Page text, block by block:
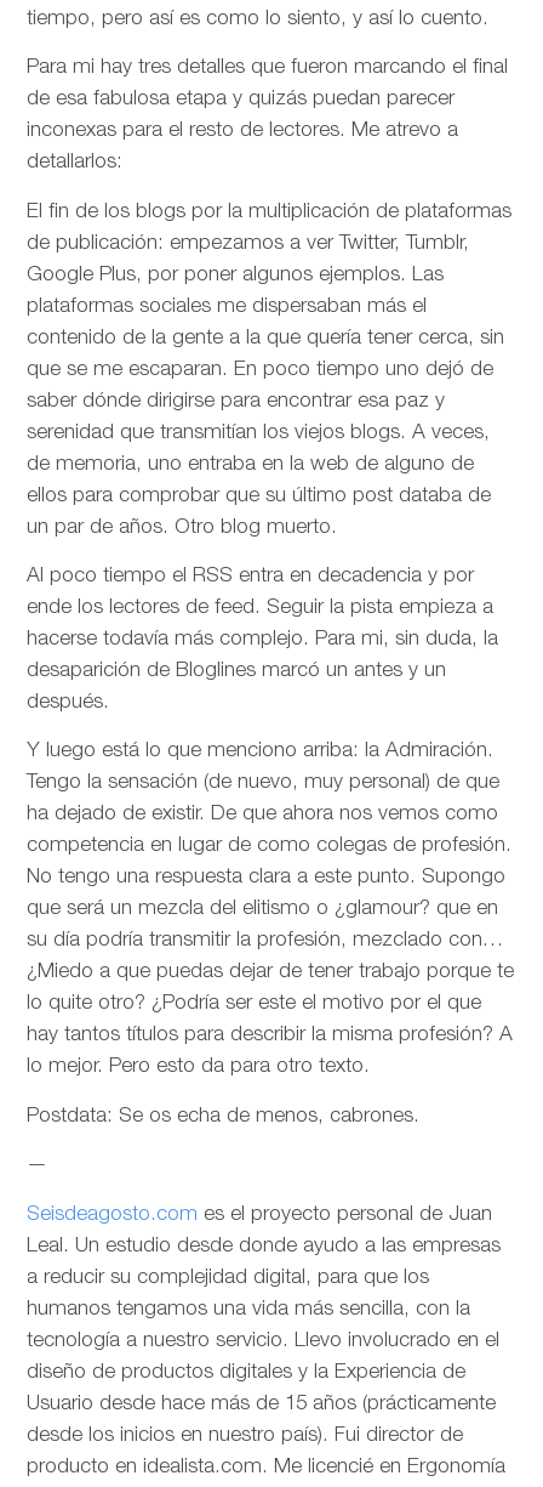
tiempo, pero así es como lo siento, y así lo cuento.
Para mi hay tres detalles que fueron marcando el final
de esa fabulosa etapa y quizás puedan parecer
inconexas para el resto de lectores. Me atrevo a
detallarlos:
El fin de los blogs por la multiplicación de plataformas
de publicación: empezamos a ver Twitter, Tumblr,
Google Plus, por poner algunos ejemplos. Las
plataformas sociales me dispersaban más el
contenido de la gente a la que quería tener cerca, sin
que se me escaparan. En poco tiempo uno dejó de
saber dónde dirigirse para encontrar esa paz y
serenidad que transmitían los viejos blogs. A veces,
de memoria, uno entraba en la web de alguno de
ellos para comprobar que su último post databa de
un par de años. Otro blog muerto.
Al poco tiempo el RSS entra en decadencia y por
ende los lectores de feed. Seguir la pista empieza a
hacerse todavía más complejo. Para mi, sin duda, la
desaparición de Bloglines marcó un antes y un
después.
Y luego está lo que menciono arriba: la Admiración.
Tengo la sensación (de nuevo, muy personal) de que
ha dejado de existir. De que ahora nos vemos como
competencia en lugar de como colegas de profesión.
No tengo una respuesta clara a este punto. Supongo
que será un mezcla del elitismo o ¿glamour? que en
su día podría transmitir la profesión, mezclado con…
¿Miedo a que puedas dejar de tener trabajo porque te
lo quite otro? ¿Podría ser este el motivo por el que
hay tantos títulos para describir la misma profesión? A
lo mejor. Pero esto da para otro texto.
Postdata: Se os echa de menos, cabrones.
—
Seisdeagosto.com es el proyecto personal de Juan
Leal. Un estudio desde donde ayudo a las empresas
a reducir su complejidad digital, para que los
humanos tengamos una vida más sencilla, con la
tecnología a nuestro servicio. Llevo involucrado en el
diseño de productos digitales y la Experiencia de
Usuario desde hace más de 15 años (prácticamente
desde los inicios en nuestro país). Fui director de
producto en idealista.com. Me licencié en Ergonomía